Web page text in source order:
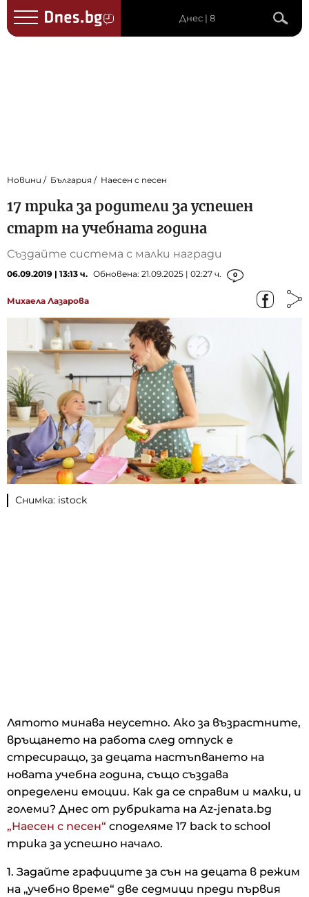
Днес | 8
Новини България Наесен с песен
17 трика за родители за успешен
старт на учебната година
Създайте система с малки награди
06.09.2019 | 13:13 ч. Обновена: 21.09.2025 | 02:27 ч. 0
Михаела Лазарова
Снимка: istock
Лятото минава неусетно. Ако за възрастните,
връщането на работа след отпуск е
стресиращо, за децата настъпването на
новата учебна година, също създава
определени емоции. Как да се справим и малки, и
големи? Днес от рубриката на Az-jenata.bg
„Наесен с песен“ споделяме 17 back to school
трика за успешно начало.
1. Задайте графиците за сън на децата в режим
на „учебно време“ две седмици преди първия